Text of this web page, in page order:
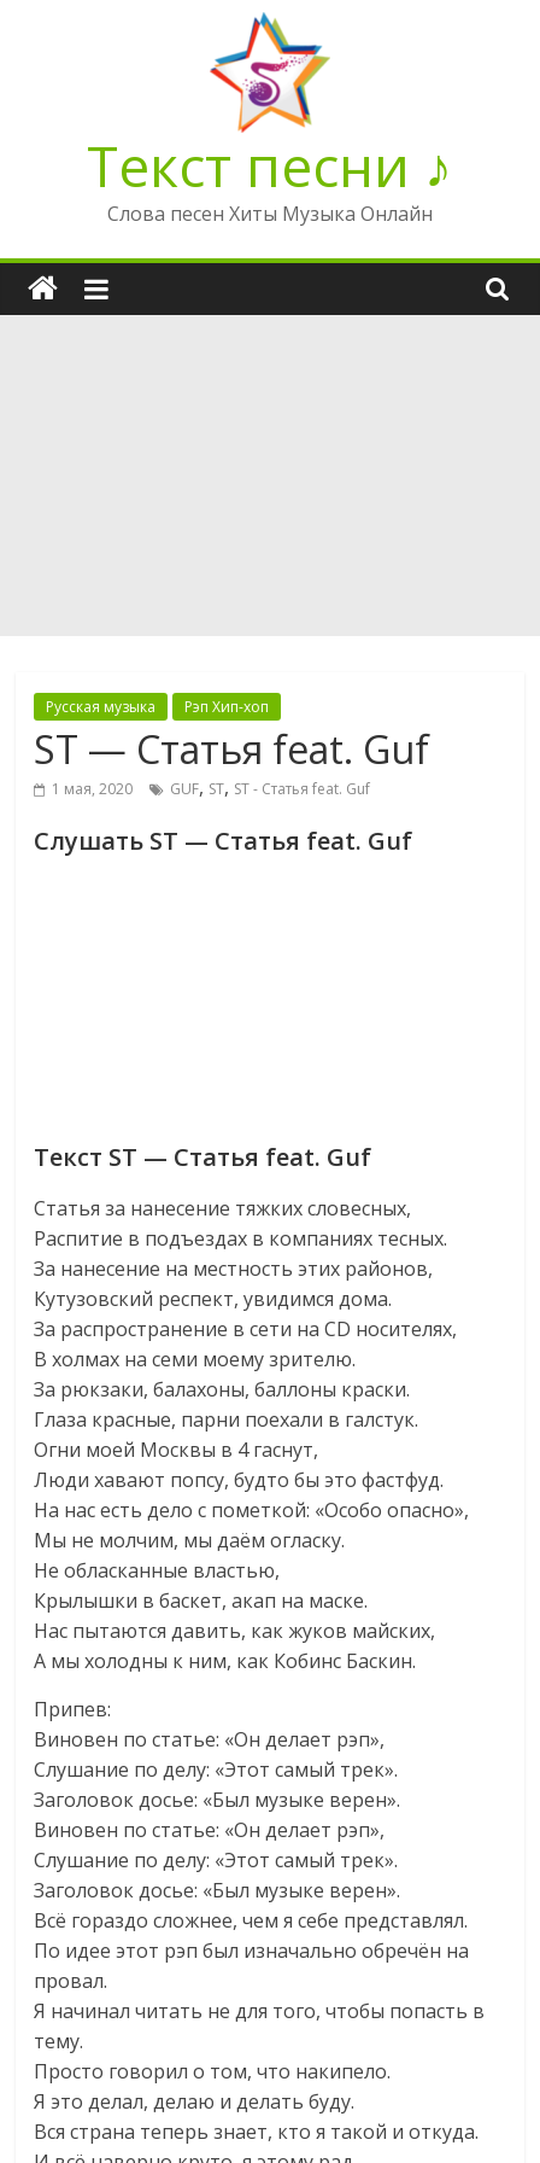
Текст песни ♪
Слова песен Хиты Музыка Онлайн
Русская музыка Рэп Хип-хоп
ST — Статья feat. Guf
1 мая, 2020 GUF, ST, ST - Статья feat. Guf
Слушать ST — Статья feat. Guf
Текст ST — Статья feat. Guf
Статья за нанесение тяжких словесных,
Распитие в подъездах в компаниях тесных.
За нанесение на местность этих районов,
Кутузовский респект, увидимся дома.
За распространение в сети на CD носителях,
В холмах на семи моему зрителю.
За рюкзаки, балахоны, баллоны краски.
Глаза красные, парни поехали в галстук.
Огни моей Москвы в 4 гаснут,
Люди хавают попсу, будто бы это фастфуд.
На нас есть дело с пометкой: «Особо опасно»,
Мы не молчим, мы даём огласку.
Не обласканные властью,
Крылышки в баскет, акап на маске.
Нас пытаются давить, как жуков майских,
А мы холодны к ним, как Кобинс Баскин.
Припев:
Виновен по статье: «Он делает рэп»,
Слушание по делу: «Этот самый трек».
Заголовок досье: «Был музыке верен».
Виновен по статье: «Он делает рэп»,
Слушание по делу: «Этот самый трек».
Заголовок досье: «Был музыке верен».
Всё гораздо сложнее, чем я себе представлял.
По идее этот рэп был изначально обречён на
провал.
Я начинал читать не для того, чтобы попасть в
тему.
Просто говорил о том, что накипело.
Я это делал, делаю и делать буду.
Вся страна теперь знает, кто я такой и откуда.